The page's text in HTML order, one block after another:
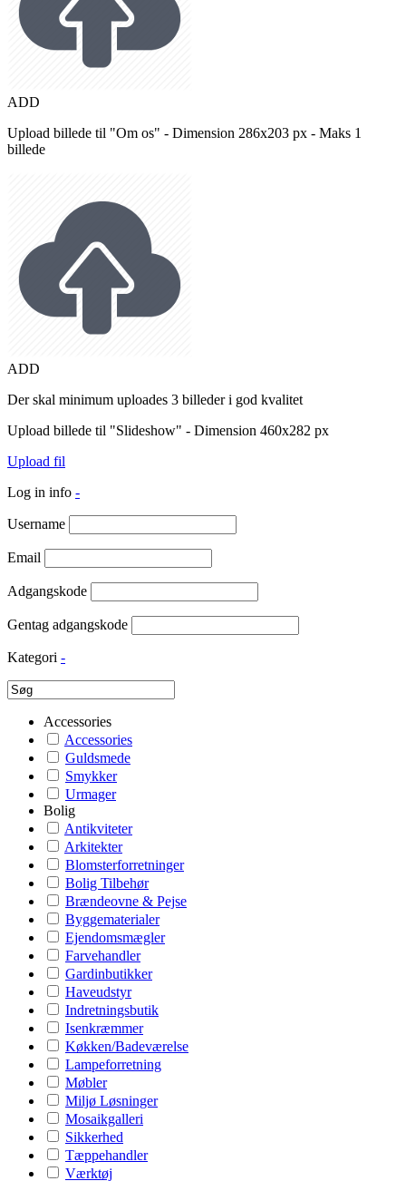
ADD
Upload billede til "Om os" - Dimension 286x203 px - Maks 1
billede
ADD
Der skal minimum uploades 3 billeder i god kvalitet
Upload billede til "Slideshow" - Dimension 460x282 px
Upload fil
Log in info -
Username
Email
Adgangskode
Gentag adgangskode
Kategori -
Accessories
Accessories
Guldsmede
Smykker
Urmager
Bolig
Antikviteter
Arkitekter
Blomsterforretninger
Bolig Tilbehør
Brændeovne & Pejse
Byggematerialer
Ejendomsmægler
Farvehandler
Gardinbutikker
Haveudstyr
Indretningsbutik
Isenkræmmer
Køkken/Badeværelse
Lampeforretning
Møbler
Miljø Løsninger
Mosaikgalleri
Sikkerhed
Tæppehandler
Værktøj